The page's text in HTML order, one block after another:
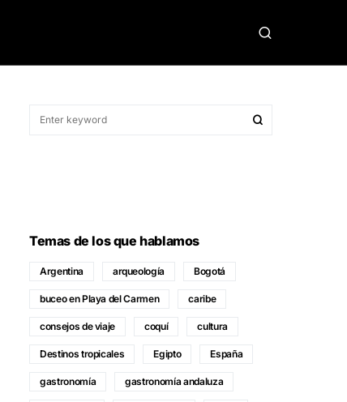
Temas de los que hablamos
Argentina arqueología Bogotá
buceo en Playa del Carmen caribe
consejos de viaje coquí cultura
Destinos tropicales Egipto España
gastronomía gastronomía andaluza